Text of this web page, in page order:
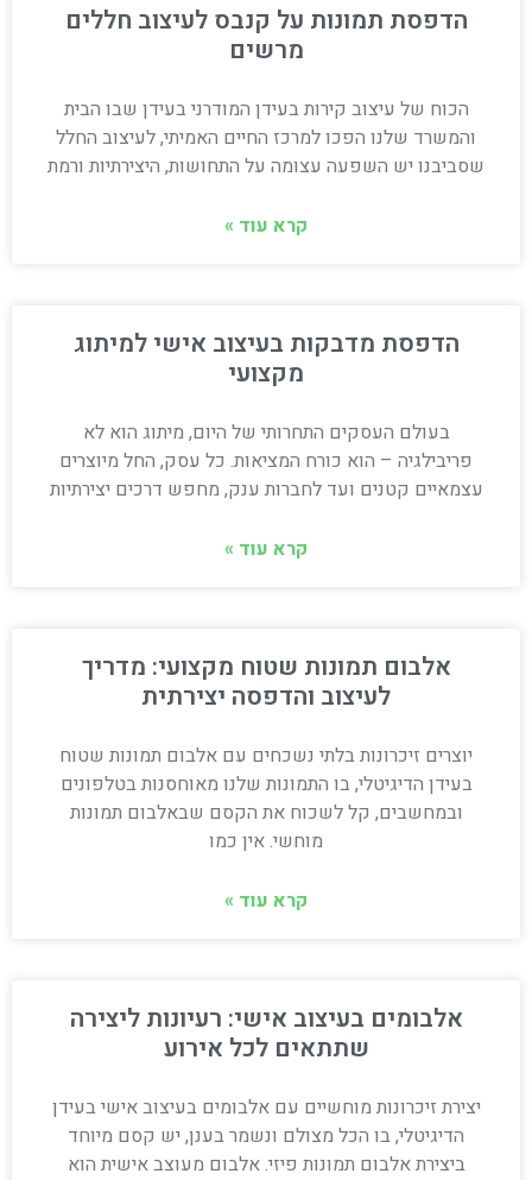
הדפסת תמונות על קנבס לעיצוב חללים
מרשים
הכוח של עיצוב קירות בעידן המודרני בעידן שבו הבית
והמשרד שלנו הפכו למרכז החיים האמיתי, לעיצוב החלל
שסביבנו יש השפעה עצומה על התחושות, היצירתיות ורמת
קרא עוד »
הדפסת מדבקות בעיצוב אישי למיתוג
מקצועי
בעולם העסקים התחרותי של היום, מיתוג הוא לא
פריבילגיה – הוא כורח המציאות. כל עסק, החל מיוצרים
עצמאיים קטנים ועד לחברות ענק, מחפש דרכים יצירתיות
קרא עוד »
אלבום תמונות שטוח מקצועי: מדריך
לעיצוב והדפסה יצירתית
יוצרים זיכרונות בלתי נשכחים עם אלבום תמונות שטוח
בעידן הדיגיטלי, בו התמונות שלנו מאוחסנות בטלפונים
ובמחשבים, קל לשכוח את הקסם שבאלבום תמונות
מוחשי. אין כמו
קרא עוד »
אלבומים בעיצוב אישי: רעיונות ליצירה
שתתאים לכל אירוע
יצירת זיכרונות מוחשיים עם אלבומים בעיצוב אישי בעידן
הדיגיטלי, בו הכל מצולם ונשמר בענן, יש קסם מיוחד
ביצירת אלבום תמונות פיזי. אלבום מעוצב אישית הוא